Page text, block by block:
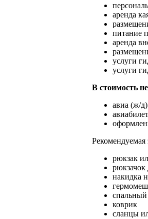
аренда
питание
аренда
услуги
услуги
В стоимость
авиа (ж/
Рекомендуемая
рюкзак
рюкзачок
накидка
коврик
сланцы